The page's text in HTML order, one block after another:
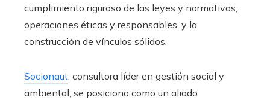
cumplimiento riguroso de las leyes y normativas,
operaciones éticas y responsables, y la
construcción de vínculos sólidos.
Socionaut, consultora líder en gestión social y
ambiental, se posiciona como un aliado